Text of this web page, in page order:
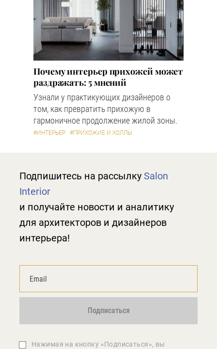
Почему интерьер прихожей может
раздражать: 5 мнений
Узнали у практикующих дизайнеров о
том, как превратить прихожую в
гармоничное продолжение жилой зоны.
#ИНТЕРЬЕР #ПРИХОЖИЕ И ХОЛЛЫ
Подпишитесь на рассылку Salon
Interior
и получайте новости и аналитику
для архитекторов и дизайнеров
интерьера!
Подписаться
Нажимая на кнопку «Подписаться», вы